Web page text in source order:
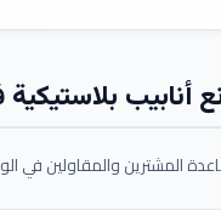
المشترين والمقاولين في